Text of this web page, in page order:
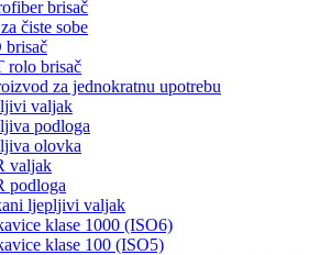
brisač
čiste sobe
brisač
rolo brisač
za jednokratnu upotrebu
valjak
podloga
olovka
valjak
podloga
ljepljivi valjak
klase 1000 (ISO6)
klase 100 (ISO5)